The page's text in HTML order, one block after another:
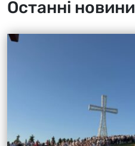
Останні новини